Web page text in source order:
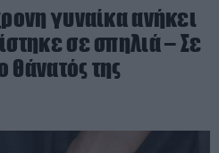
γυναίκα ανήκει
σε σπηλιά – Σε
της